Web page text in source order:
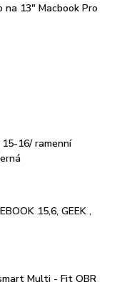
na 13" Macbook Pro
16/ ramenní
15,6, GEEK ,
Multi - Fit OBR